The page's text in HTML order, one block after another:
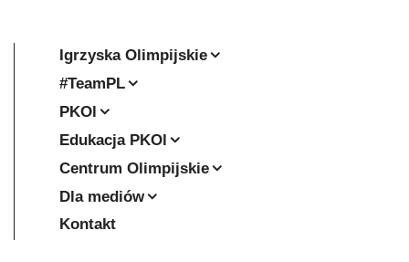
Igrzyska Olimpijskie
#TeamPL
PKOl
Edukacja PKOl
Centrum Olimpijskie
Dla mediów
Kontakt